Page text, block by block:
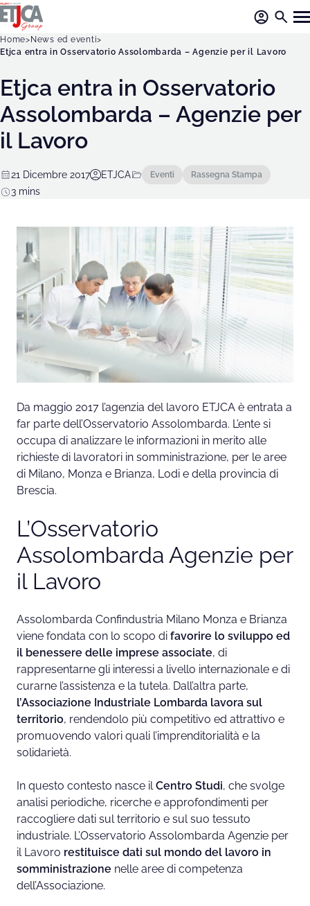
Home
News ed eventi
Etjca entra in Osservatorio Assolombarda – Agenzie per il Lavoro
Etjca entra in Osservatorio
Assolombarda – Agenzie per
il Lavoro
21 Dicembre 2017 ETJCA Eventi Rassegna Stampa
Da maggio 2017 l’agenzia del lavoro ETJCA è entrata a
far parte dell’Osservatorio Assolombarda. L’ente si
occupa di analizzare le informazioni in merito alle
richieste di lavoratori in somministrazione, per le aree
di Milano, Monza e Brianza, Lodi e della provincia di
Brescia.
L’Osservatorio
Assolombarda Agenzie per
il Lavoro
Assolombarda Confindustria Milano Monza e Brianza
viene fondata con lo scopo di favorire lo sviluppo ed
il benessere delle imprese associate, di
rappresentarne gli interessi a livello internazionale e di
curarne l’assistenza e la tutela. Dall’altra parte,
l’Associazione Industriale Lombarda lavora sul
territorio, rendendolo più competitivo ed attrattivo e
promuovendo valori quali l’imprenditorialità e la
solidarietà.
In questo contesto nasce ilCentro Studi, che svolge
analisi periodiche, ricerche e approfondimenti per
raccogliere dati sul territorio e sul suo tessuto
industriale. L’Osservatorio Assolombarda Agenzie per
il Lavoro restituisce dati sul mondo del lavoro in
somministrazione nelle aree di competenza
dell’Associazione.